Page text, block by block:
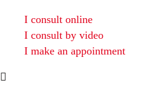
I consult online
I consult by video
I make an appointment